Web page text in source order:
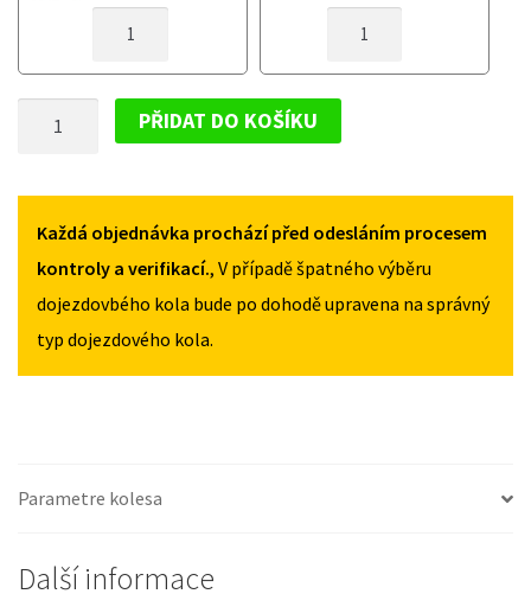
KOLO
MNOŽSTVÍ
KOLO
I
MNOŽSTVÍ
RX
155/90R17
MNOŽSTVÍ
PŘIDAT DO KOŠÍKU
Každá objednávka prochází před odesláním procesem
kontroly a verifikací., V případě špatného výběru
dojezdovbého kola bude po dohodě upravena na správný
typ dojezdového kola.
Parametre kolesa
Další informace